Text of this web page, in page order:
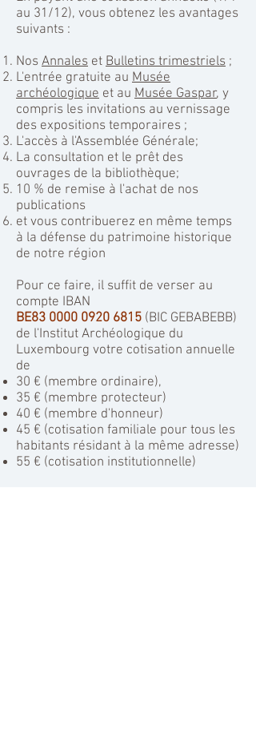
au 31/12), vous obtenez les avantages
suivants :
Nos Annales et Bulletins trimestriels ;
L'entrée gratuite au Musée
archéologique et au Musée Gaspar, y
compris les invitations au vernissage
des expositions temporaires ;
L'accès à l'Assemblée Générale;
La consultation et le prêt des
ouvrages de la bibliothèque;
10 % de remise à l'achat de nos
publications
et vous contribuerez en même temps
à la défense du patrimoine historique
de notre région
Pour ce faire, il suffit de verser au
compte IBAN
BE83 0000 0920 6815 (BIC GEBABEBB)
de l'Institut Archéologique du
Luxembourg votre cotisation annuelle
de
30 € (membre ordinaire),
35 € (membre protecteur)
40 € (membre d'honneur)
45 € (cotisation familiale pour tous les
habitants résidant à la même adresse)
55 € (cotisation institutionnelle)